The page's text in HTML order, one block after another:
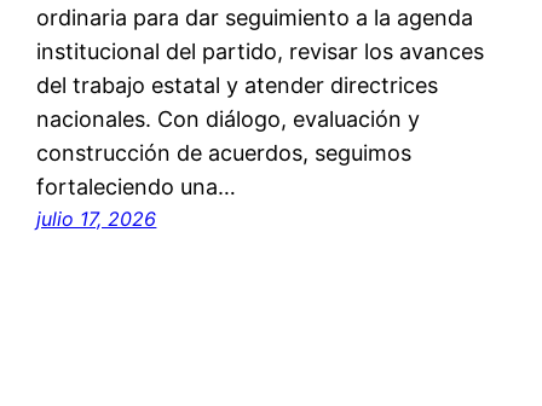
ordinaria para dar seguimiento a la agenda
institucional del partido, revisar los avances
del trabajo estatal y atender directrices
nacionales. Con diálogo, evaluación y
construcción de acuerdos, seguimos
fortaleciendo una…
julio 17, 2026